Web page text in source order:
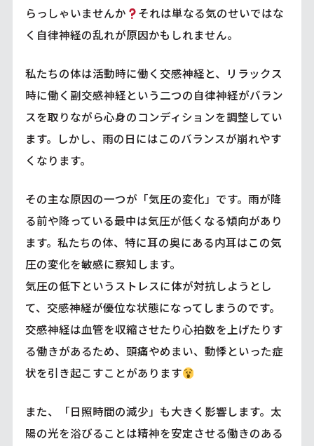
らっしゃいませんか
それは単なる気のせいではな
く自律神経の乱れが原因かもしれません。
私たちの体は活動時に働く交感神経と、リラックス
時に働く副交感神経という二つの自律神経がバラン
スを取りながら心身のコンディションを調整してい
ます。しかし、雨の日にはこのバランスが崩れやす
くなります。
その主な原因の一つが「気圧の変化」です。雨が降
る前や降っている最中は気圧が低くなる傾向があり
ます。私たちの体、特に耳の奥にある内耳はこの気
圧の変化を敏感に察知します。
気圧の低下というストレスに体が対抗しようとし
て、交感神経が優位な状態になってしまうのです。
交感神経は血管を収縮させたり心拍数を上げたりす
る働きがあるため、頭痛やめまい、動悸といった症
状を引き起こすことがあります
また、「日照時間の減少」も大きく影響します。太
陽の光を浴びることは精神を安定させる働きのある